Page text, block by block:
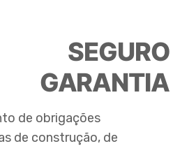
SEGURO
GARANTIA
de obrigações
de construção, de